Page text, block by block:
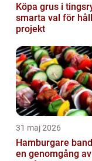
Köpa grus i
smarta val för
projekt
31 maj 2026
Hamburgare
en genomgång av